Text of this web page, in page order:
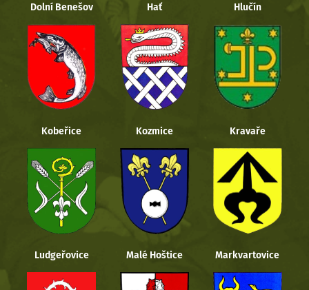
Dolní Benešov Hať Hlučín
Kobeřice Kozmice Kravaře
Ludgeřovice Malé Hoštice Markvartovice